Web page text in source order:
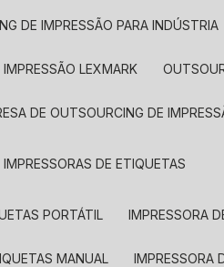
DE IMPRESSÃO PARA INDÚSTRIA
IMPRESSÃO LEXMARK
DE OUTSOURCING DE
IMPRESSORAS DE ETIQUETAS
PORTÁTIL IMPRESSORA
MANUAL IMPRESSORA